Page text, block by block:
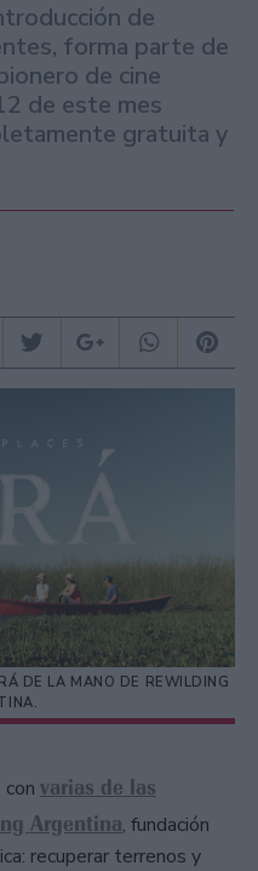
de
forma parte de
de cine
de este mes
gratuita y
DE LA MANO DE REWILDING
varias de las
Argentina, fundación
recuperar terrenos y